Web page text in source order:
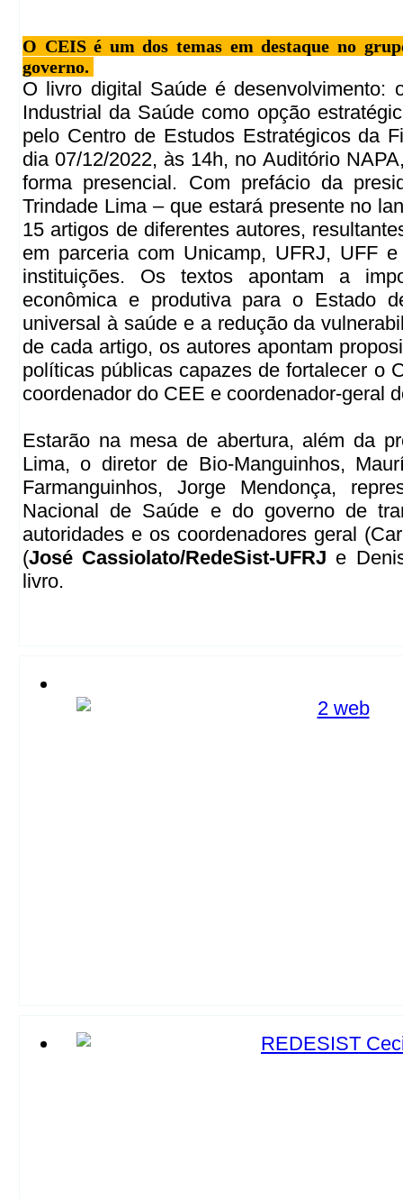
O CEIS é um dos temas em destaque no
governo.
O livro digital Saúde é desenvolvimento:
Industrial da Saúde como opção
pelo Centro de Estudos Estratégicos da
dia 07/12/2022, às 14h, no Auditório
forma presencial. Com prefácio da
Trindade Lima – que estará presente no
15 artigos de diferentes autores,
em parceria com Unicamp, UFRJ, UFF
instituições. Os textos apontam a
econômica e produtiva para o Estado
universal à saúde e a redução da
de cada artigo, os autores apontam
políticas públicas capazes de fortalecer o
coordenador do CEE e coordenador-geral
Estarão na mesa de abertura, além da
Lima, o diretor de Bio-Manguinhos,
Farmanguinhos, Jorge Mendonça,
Nacional de Saúde e do governo de
autoridades e os coordenadores geral
(José Cassiolato/RedeSist-UFRJ e
livro.